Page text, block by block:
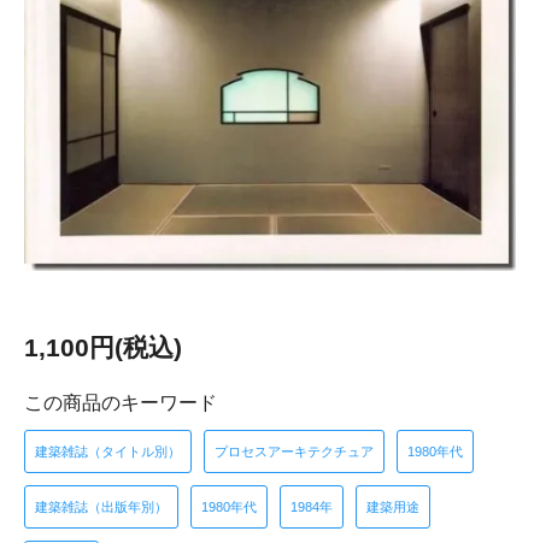
1,100円(税込)
この商品のキーワード
建築雑誌（タイトル別） プロセスアーキテクチュア 1980年代
建築雑誌（出版年別） 1980年代 1984年 建築用途